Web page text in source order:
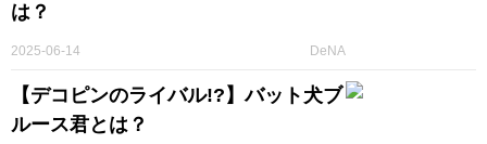
は？
DeNA
2025-06-14
【デコピンのライバル!?】バット犬ブ
ルース君とは？